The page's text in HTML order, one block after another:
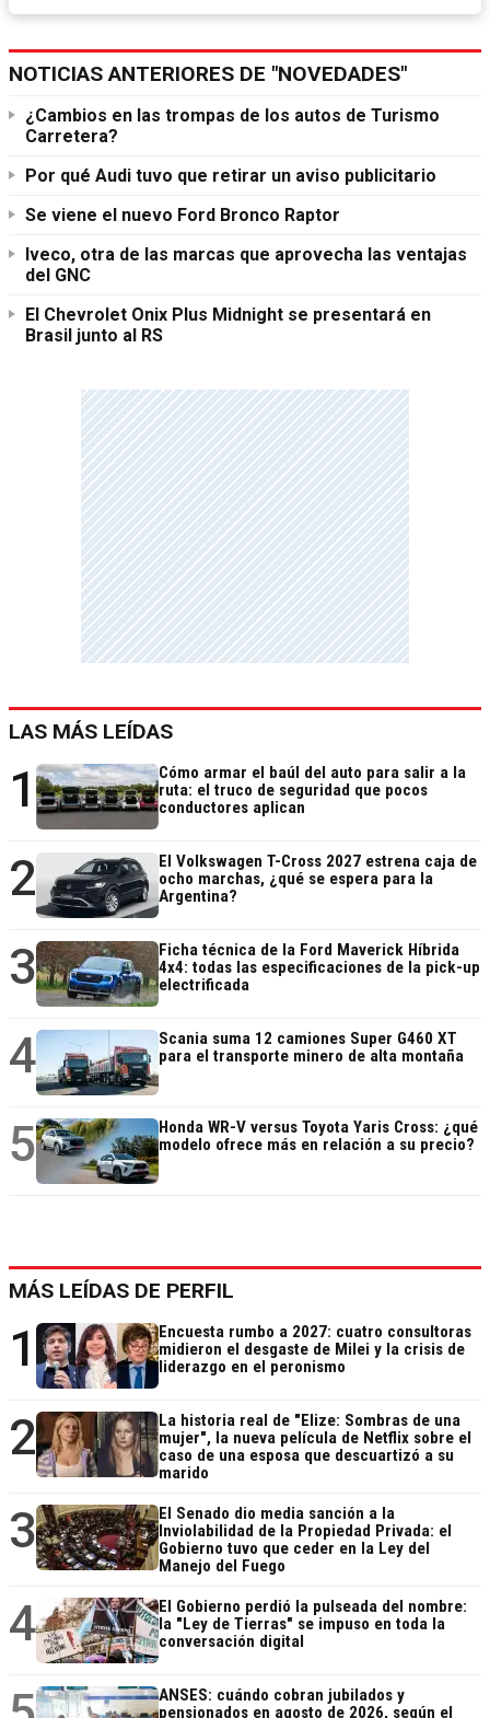
NOTICIAS ANTERIORES DE "NOVEDADES"
¿Cambios en las trompas de los autos de Turismo
Carretera?
Por qué Audi tuvo que retirar un aviso publicitario
Se viene el nuevo Ford Bronco Raptor
Iveco, otra de las marcas que aprovecha las ventajas
del GNC
El Chevrolet Onix Plus Midnight se presentará en
Brasil junto al RS
LAS MÁS LEÍDAS
1
Cómo armar el baúl del auto para salir a la
ruta: el truco de seguridad que pocos
conductores aplican
2
El Volkswagen T-Cross 2027 estrena caja de
ocho marchas, ¿qué se espera para la
Argentina?
3
Ficha técnica de la Ford Maverick Híbrida
4x4: todas las especificaciones de la pick-up
electrificada
4
Scania suma 12 camiones Super G460 XT
para el transporte minero de alta montaña
5
Honda WR-V versus Toyota Yaris Cross: ¿qué
modelo ofrece más en relación a su precio?
MÁS LEÍDAS DE PERFIL
1
Encuesta rumbo a 2027: cuatro consultoras
midieron el desgaste de Milei y la crisis de
liderazgo en el peronismo
2
La historia real de "Elize: Sombras de una
mujer", la nueva película de Netflix sobre el
caso de una esposa que descuartizó a su
marido
3
El Senado dio media sanción a la
Inviolabilidad de la Propiedad Privada: el
Gobierno tuvo que ceder en la Ley del
Manejo del Fuego
4
El Gobierno perdió la pulseada del nombre:
la "Ley de Tierras" se impuso en toda la
conversación digital
ANSES: cuándo cobran jubilados y
pensionados en agosto de 2026, según el